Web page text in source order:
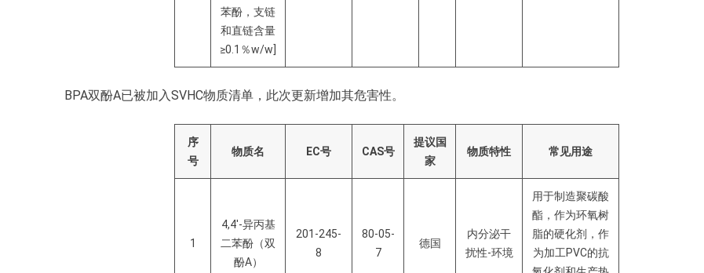
苯酚，支链
和直链含量
≥0.1％w/w]
BPA双酚A已被加入SVHC物质清单，此次更新增加其危害性。
序
号
物质名 EC号 CAS号
提议国
家
物质特性 常 见用途
1
4,4'-异丙基
二苯酚（双
酚A）
201-245-
8
80-05-
7
德国
内分泌干
扰性-环境
用于制造聚碳酸
酯，作为环氧树
脂的硬化剂，作
为加工PVC的抗